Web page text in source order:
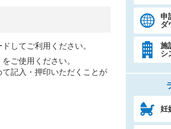
してご利用ください。
ご使用ください。
記入・押印いただくことが
申
ダ
施
シ
妊